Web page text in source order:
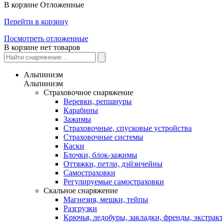
В корзине Отложенные
Перейти в корзину
Посмотреть отложенные
В корзине нет товаров
Альпинизм
Альпинизм
Страховочное снаряжение
Веревки, репшнуры
Карабины
Зажимы
Страховочные, спусковые устройства
Страховочные системы
Каски
Блочки, блок-зажимы
Оттяжки, петли, дэйзичейны
Самостраховки
Регулируемые самостраховки
Скальное снаряжение
Магнезия, мешки, тейпы
Разгрузки
Крючья, ледобуры, закладки, френды,